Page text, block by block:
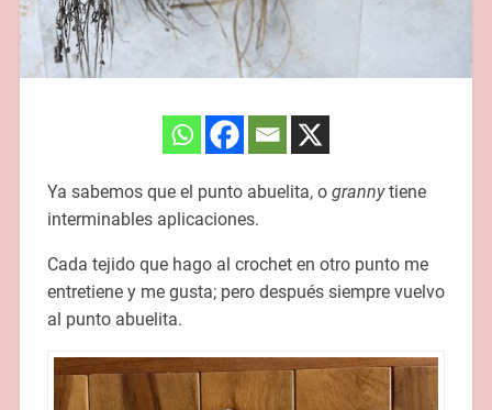
Ya sabemos que el punto abuelita, o grannytiene
interminables aplicaciones.
Cada tejido que hago al crochet en otro punto me
entretiene y me gusta; pero después siempre vuelvo
al punto abuelita.